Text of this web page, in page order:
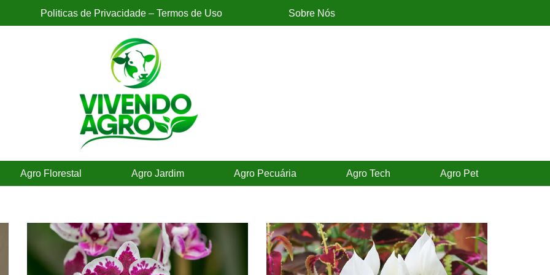
Politicas de Privacidade – Termos de Uso Sobre Nós
Agro Florestal Agro Jardim Agro Pecuária Agro Tech Agro Pet